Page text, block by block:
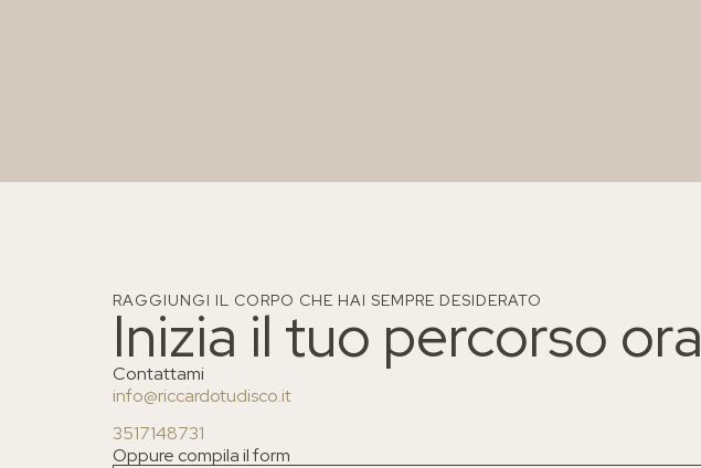
RAGGIUNGI IL CORPO CHE HAI SEMPRE DESIDERATO
Inizia il tuo percorso ora
Contattami
info@riccardotudisco.it
3517148731
Oppure compila il form